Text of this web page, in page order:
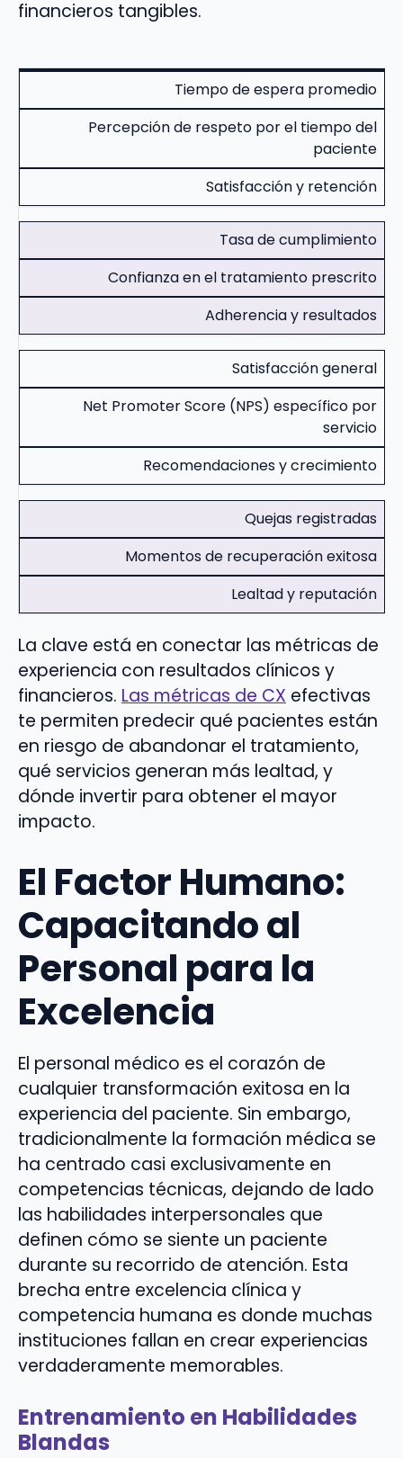
financieros tangibles.
Tiempo de espera promedio
Percepción de respeto por el tiempo del
paciente
Satisfacción y retención
Tasa de cumplimiento
Confianza en el tratamiento prescrito
Adherencia y resultados
Satisfacción general
Net Promoter Score (NPS) específico por
servicio
Recomendaciones y crecimiento
Quejas registradas
Momentos de recuperación exitosa
Lealtad y reputación
La clave está en conectar las métricas de
experiencia con resultados clínicos y
financieros. Las métricas de CX efectivas
te permiten predecir qué pacientes están
en riesgo de abandonar el tratamiento,
qué servicios generan más lealtad, y
dónde invertir para obtener el mayor
impacto.
El Factor Humano:
Capacitando al
Personal para la
Excelencia
El personal médico es el corazón de
cualquier transformación exitosa en la
experiencia del paciente. Sin embargo,
tradicionalmente la formación médica se
ha centrado casi exclusivamente en
competencias técnicas, dejando de lado
las habilidades interpersonales que
definen cómo se siente un paciente
durante su recorrido de atención. Esta
brecha entre excelencia clínica y
competencia humana es donde muchas
instituciones fallan en crear experiencias
verdaderamente memorables.
Entrenamiento en Habilidades
Blandas